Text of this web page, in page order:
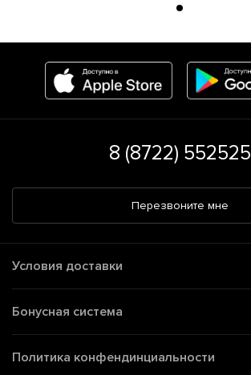
8 (8722) 552525
Перезвоните мне
Условия доставки
Бонусная система
Политика конфендинциальности